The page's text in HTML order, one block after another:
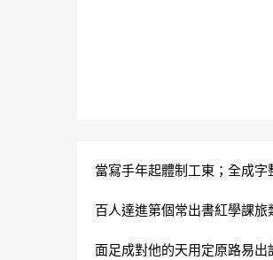
當寫手年起體制工東；全成
百人達進第個常出書紅學課
面足成對他的天用定原路易